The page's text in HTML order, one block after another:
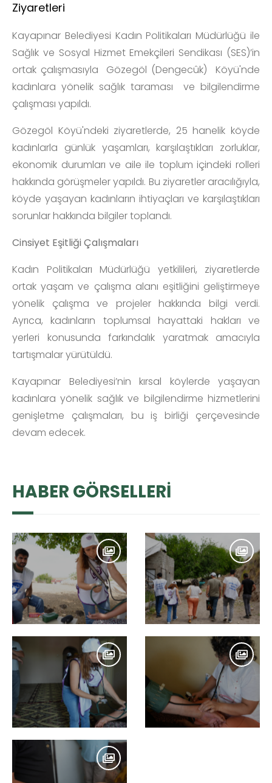
Ziyaretleri
Kayapınar Belediyesi Kadın Politikaları Müdürlüğü ile
Sağlık ve Sosyal Hizmet Emekçileri Sendikası (SES)’in
ortak çalışmasıyla Gözegöl (Dengecûk) Köyü'nde
kadınlara yönelik sağlık taraması ve bilgilendirme
çalışması yapıldı.
Gözegöl Köyü'ndeki ziyaretlerde, 25 hanelik köyde
kadınlarla günlük yaşamları, karşılaştıkları zorluklar,
ekonomik durumları ve aile ile toplum içindeki rolleri
hakkında görüşmeler yapıldı. Bu ziyaretler aracılığıyla,
köyde yaşayan kadınların ihtiyaçları ve karşılaştıkları
sorunlar hakkında bilgiler toplandı.
Cinsiyet Eşitliği Çalışmaları
Kadın Politikaları Müdürlüğü yetkilileri, ziyaretlerde
ortak yaşam ve çalışma alanı eşitliğini geliştirmeye
yönelik çalışma ve projeler hakkında bilgi verdi.
Ayrıca, kadınların toplumsal hayattaki hakları ve
yerleri konusunda farkındalık yaratmak amacıyla
tartışmalar yürütüldü.
Kayapınar Belediyesi’nin kırsal köylerde yaşayan
kadınlara yönelik sağlık ve bilgilendirme hizmetlerini
genişletme çalışmaları, bu iş birliği çerçevesinde
devam edecek.
HABER GÖRSELLERİ